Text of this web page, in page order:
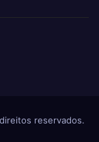
reservados.